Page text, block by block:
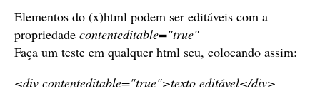
Elementos do (x)html podem ser editáveis com a
propriedade contenteditable="true"
Faça um teste em qualquer html seu, colocando assim:
<div contenteditable="true">texto editável</div>